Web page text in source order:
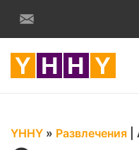
YHHY » Развлечения